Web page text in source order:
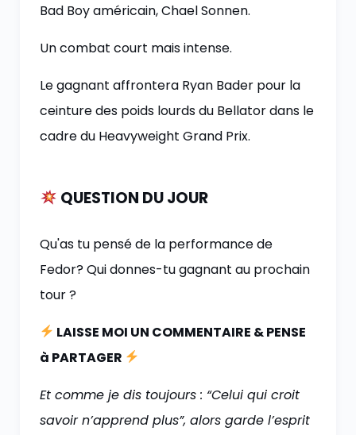
Bad Boy américain, Chael Sonnen.
Un combat court mais intense.
Le gagnant affrontera Ryan Bader pour la
ceinture des poids lourds du Bellator dans le
cadre du Heavyweight Grand Prix.
QUESTION DU JOUR
Qu'as tu pensé de la performance de
Fedor? Qui donnes-tu gagnant au prochain
tour ?
LAISSE MOI UN COMMENTAIRE & PENSE
à PARTAGER
Et comme je dis toujours : “Celui qui croit
savoir n’apprend plus”, alors garde l’esprit